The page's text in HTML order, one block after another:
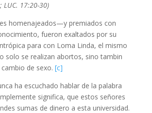
LUC. 17:20-30)
homenajeados—y premiados con
fueron exaltados por su
para con Loma Linda, el mismo
solo se realizan abortos, sino tambin
de sexo. [c]
ha escuchado hablar de la palabra
significa, que estos señores
sumas de dinero a esta universidad.